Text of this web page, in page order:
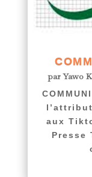
parYawo
aux
Presse